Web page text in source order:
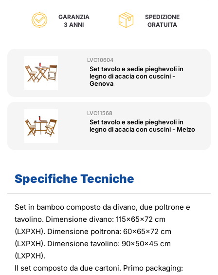
GARANZIA
3 ANNI
SPEDIZIONE
GRATUITA
LVC10604
Set tavolo e sedie pieghevoli in
legno di acacia con cuscini -
Genova
LVC11568
Set tavolo e sedie pieghevoli in
legno di acacia con cuscini - Melzo
Specifiche Tecniche
Set in bamboo composto da divano, due poltrone e
tavolino. Dimensione divano: 115x65x72 cm
(LXPXH). Dimensione poltrona: 60x65x72 cm
(LXPXH). Dimensione tavolino: 90x50x45 cm
(LXPXH).
Il set composto da due cartoni. Primo packaging: